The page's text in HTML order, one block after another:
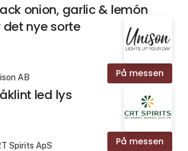
onion, garlic & lemón
det nye sorte
På messen
AB
led lys
På messen
Spirits ApS